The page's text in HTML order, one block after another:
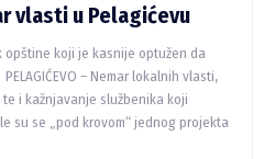
vlasti u Pelagićevu
opštine koji je kasnije optužen da
– Nemar lokalnih vlasti,
i kažnjavanje službenika koji
su se „pod krovom“ jednog projekta